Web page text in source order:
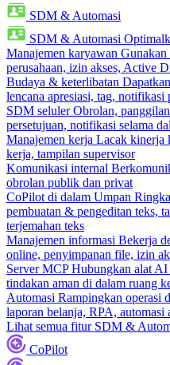
SDM & Automasi
SDM & Automasi
Manajemen karyawan
perusahaan, izin akses, Active
Budaya & keterlibatan
lencana apresiasi, tag, notifikasi
SDM seluler Obrolan,
persetujuan, notifikasi selama
Manajemen kerja Lacak kinerja
kerja, tampilan supervisor
Komunikasi internal
obrolan publik dan privat
CoPilot di dalam Umpan
pembuatan & pengeditan teks,
terjemahan teks
Manajemen informasi Bekerja
online, penyimpanan file, izin
Server MCP Hubungkan alat
tindakan aman di dalam ruang
Automasi Rampingkan operasi
laporan belanja, RPA, automasi
Lihat semua fitur SDM &
CoPilot